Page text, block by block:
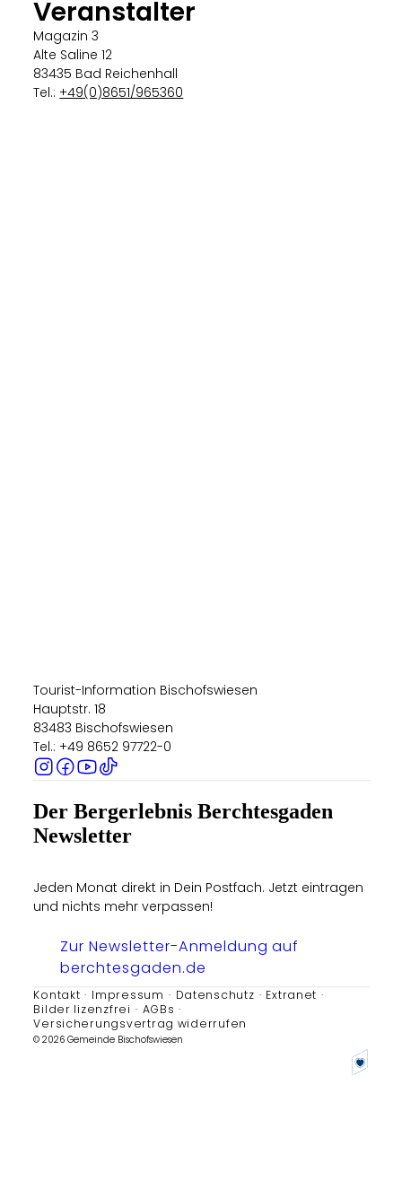
Veranstalter
Magazin 3
Alte Saline 12
83435 Bad Reichenhall
Tel.:+49(0)8651/965360
Tourist-Information Bischofswiesen
Hauptstr. 18
83483 Bischofswiesen
Tel.: +49 8652 97722-0
Der Bergerlebnis Berchtesgaden
Newsletter
Jeden Monat direkt in Dein Postfach. Jetzt eintragen
und nichts mehr verpassen!
Zur Newsletter-Anmeldung auf
berchtesgaden.de
Kontakt Impressum Datenschutz
Extranet
Bilder lizenzfrei
AGBs
Versicherungsvertrag widerrufen
© 2026 Gemeinde Bischofswiesen